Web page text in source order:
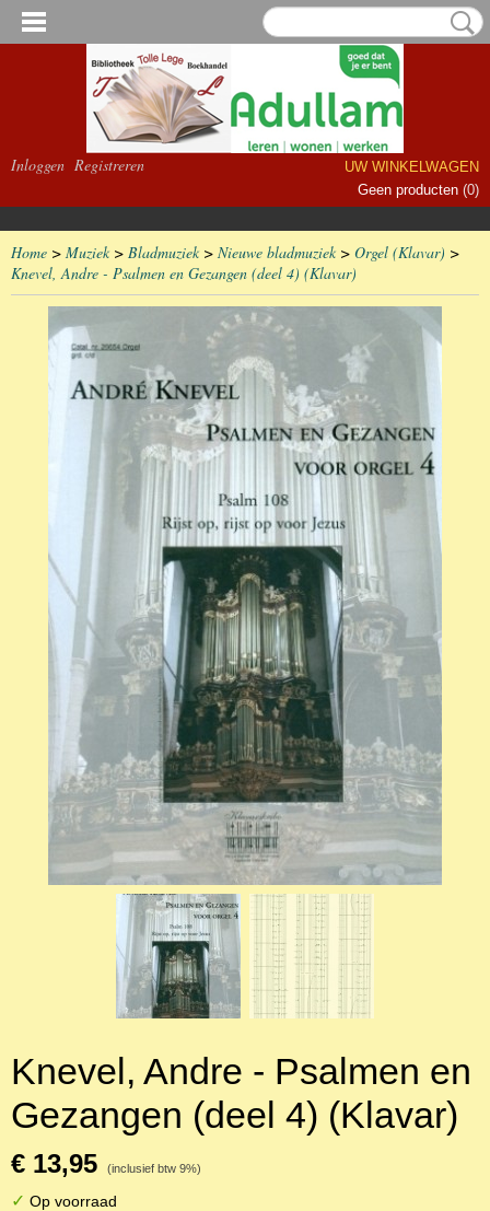
Inloggen Registreren
UW WINKELWAGEN
Geen producten (0)
Home > Muziek> Bladmuziek> Nieuwe bladmuziek> Orgel (Klavar) >
Knevel, Andre - Psalmen en Gezangen (deel 4) (Klavar)
Knevel, Andre - Psalmen en
Gezangen (deel 4) (Klavar)
€ 13,95 (inclusief btw 9%)
✓ Op voorraad